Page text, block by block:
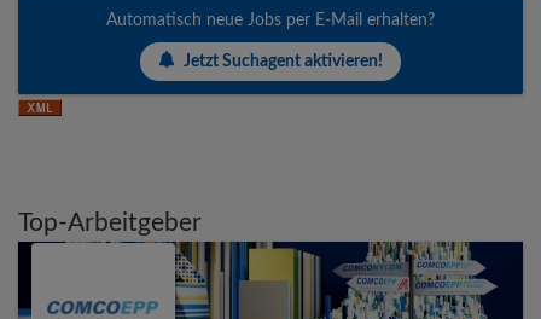
Automatisch neue Jobs per E-Mail erhalten?
Jetzt Suchagent aktivieren!
Top-Arbeitgeber